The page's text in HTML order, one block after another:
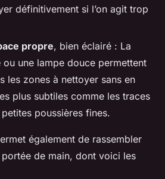
définitivement si l’on agit trop
propre, bien éclairé : La
ou une lampe douce permettent
les zones à nettoyer sans en
plus subtiles comme les traces
poussières fines.
également de rassembler
de main, dont voici les